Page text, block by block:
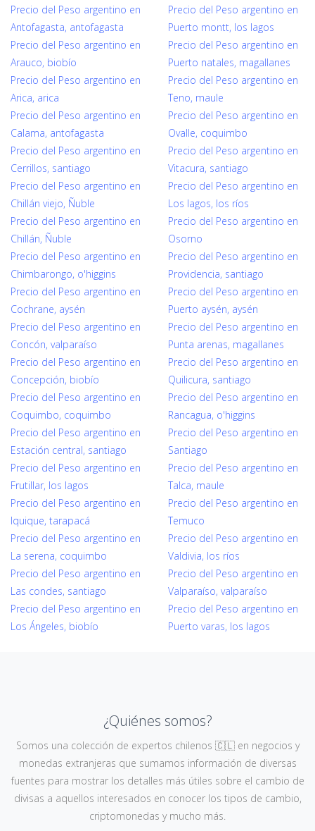
Precio del Peso argentino en
Antofagasta, antofagasta
Precio del Peso argentino en
Arauco, biobío
Precio del Peso argentino en
Arica, arica
Precio del Peso argentino en
Calama, antofagasta
Precio del Peso argentino en
Cerrillos, santiago
Precio del Peso argentino en
Chillán viejo, Ñuble
Precio del Peso argentino en
Chillán, Ñuble
Precio del Peso argentino en
Chimbarongo, o'higgins
Precio del Peso argentino en
Cochrane, aysén
Precio del Peso argentino en
Concón, valparaíso
Precio del Peso argentino en
Concepción, biobío
Precio del Peso argentino en
Coquimbo, coquimbo
Precio del Peso argentino en
Estación central, santiago
Precio del Peso argentino en
Frutillar, los lagos
Precio del Peso argentino en
Iquique, tarapacá
Precio del Peso argentino en
La serena, coquimbo
Precio del Peso argentino en
Las condes, santiago
Precio del Peso argentino en
Los Ángeles, biobío
Precio del Peso argentino en
Puerto montt, los lagos
Precio del Peso argentino en
Puerto natales, magallanes
Precio del Peso argentino en
Teno, maule
Precio del Peso argentino en
Ovalle, coquimbo
Precio del Peso argentino en
Vitacura, santiago
Precio del Peso argentino en
Los lagos, los ríos
Precio del Peso argentino en
Osorno
Precio del Peso argentino en
Providencia, santiago
Precio del Peso argentino en
Puerto aysén, aysén
Precio del Peso argentino en
Punta arenas, magallanes
Precio del Peso argentino en
Quilicura, santiago
Precio del Peso argentino en
Rancagua, o'higgins
Precio del Peso argentino en
Santiago
Precio del Peso argentino en
Talca, maule
Precio del Peso argentino en
Temuco
Precio del Peso argentino en
Valdivia, los ríos
Precio del Peso argentino en
Valparaíso, valparaíso
Precio del Peso argentino en
Puerto varas, los lagos
¿Quiénes somos?
Somos una colección de expertos chilenos 🇨🇱 en negocios y
monedas extranjeras que sumamos información de diversas
fuentes para mostrar los detalles más útiles sobre el cambio de
divisas a aquellos interesados en conocer los tipos de cambio,
criptomonedas y mucho más.